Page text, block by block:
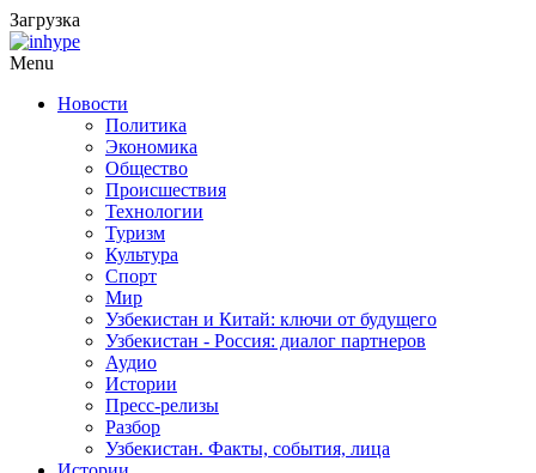
Загрузка
Menu
Новости
Политика
Экономика
Общество
Происшествия
Технологии
Туризм
Культура
Спорт
Мир
Узбекистан и Китай: ключи от будущего
Узбекистан - Россия: диалог партнеров
Аудио
Истории
Пресс-релизы
Разбор
Узбекистан. Факты, события, лица